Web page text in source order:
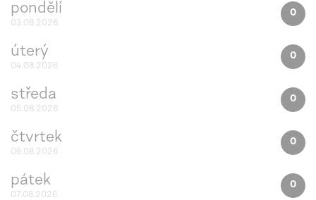
pondělí
03.08.2026
0
úterý
04.08.2026
0
středa
05.08.2026
0
čtvrtek
06.08.2026
0
pátek
07.08.2026
0